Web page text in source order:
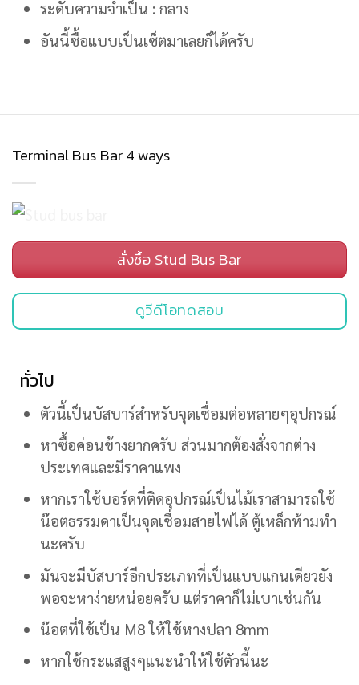
ระดับความจำเป็น : กลาง
อันนี้ซื้อแบบเป็นเซ็ตมาเลยก็ได้ครับ
Terminal Bus Bar 4 ways
สั่งซื้อ Stud Bus Bar
ดูวีดีโอทดสอบ
ทั่วไป
ตัวนี้เป็นบัสบาร์สำหรับจุดเชื่อมต่อหลายๆอุปกรณ์
หาซื้อค่อนข้างยากครับ ส่วนมากต้องสั่งจากต่าง
ประเทศและมีราคาแพง
หากเราใช้บอร์ดที่ติดอุปกรณ์เป็นไม้เราสามารถใช้
น๊อตธรรมดาเป็นจุดเชื่อมสายไฟได้ ตู้เหล็กห้ามทำ
นะครับ
มันจะมีบัสบาร์อีกประเภทที่เป็นแบบแกนเดียวยัง
พอจะหาง่ายหน่อยครับ แต่ราคาก็ไม่เบาเช่นกัน
น๊อตที่ใช้เป็น M8 ให้ใช้หางปลา 8mm
หากใช้กระแสสูงๆแนะนำให้ใช้ตัวนี้นะ